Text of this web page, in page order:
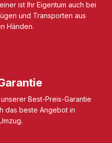
ist Ihr Eigentum auch bei
und Transporten aus
Händen.
Best-Preis-Garantie
das beste Angebot in